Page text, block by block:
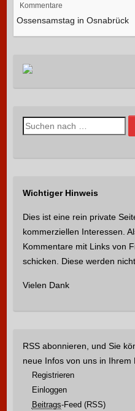
Kommentare
Ossensamstag in Osnabrück
S
u
n
Wichtiger Hinweis
Dies ist eine rein private
kommerziellen Interessen.
Kommentare mit Links von
schicken. Diese werden
Vielen Dank
RSS abonnieren, und Sie
neue Infos von uns in Ihrem
Registrieren
Einloggen
Beitrags-Feed (RSS)